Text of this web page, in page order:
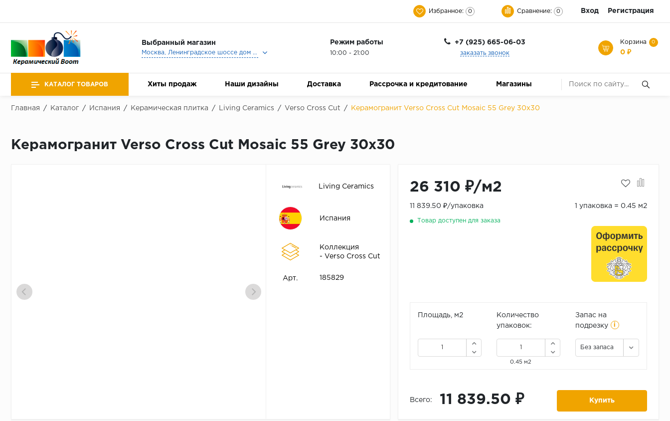
Избранное: 0 Сравнение: 0 Вход Регистрация
Выбранный магазин
Москва, Ленинградское шоссе дом 25, Торговый Центр Family Room, 2-ой этаж, Магазин Керамический Бум.
Режим работы
10:00 - 21:00
+7 (925) 665-06-03
заказать звонок
Корзина 0
0 ₽
КАТАЛОГ ТОВАРОВ Хиты продаж Наши дизайны Доставка Рассрочка и кредитование Магазины
Главная / Каталог / Испания / Керамическая плитка / Living Ceramics / Verso Cross Cut / Керамогранит Verso Cross Cut Mosaic 55 Grey 30x30
Керамогранит Verso Cross Cut Mosaic 55 Grey 30x30
Living Ceramics
Испания
Коллекция
- Verso Cross Cut
Арт. 185829
26 310 ₽/м2
11 839.50 ₽/упаковка 1 упаковка = 0.45 м2
Товар доступен для заказа
Площадь, м2
Количество
упаковок:
0.45 м2
Запас на
подрезку
i
Без запаса
Всего: 11 839.50 ₽ Купить